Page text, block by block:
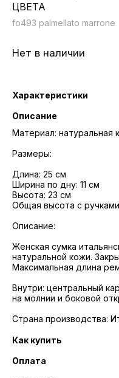
ЦВЕТА
fo493 palmellato marrone
Нет в наличии
Характеристики
Описание
Материал: натуральная
Размеры:
Длина: 25 см
Ширина по дну: 11 см
Высота: 23 см
Общая высота с
Описание:
Женская сумка
натуральной кожи.
Максимальная длина
Внутри: центральный
на молнии и боковой
Страна производства:
Как купить
Оплата